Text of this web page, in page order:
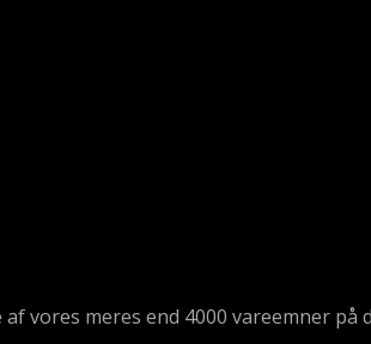
vores meres end 4000 vareemner på